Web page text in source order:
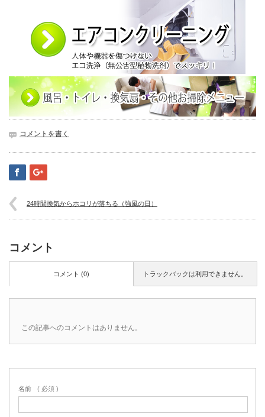
コメントを書く
24時間換気からホコリが落ちる（強風の日）
コメント
トラックバックは利用できません。
コメント (0)
この記事へのコメントはありません。
名前 ( 必須 )